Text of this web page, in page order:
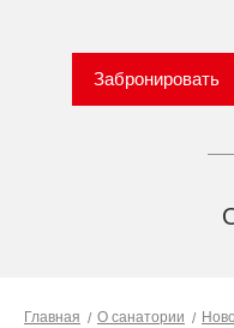
Забронировать
Главная О санатории